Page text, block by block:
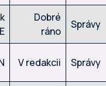
Dobré
ráno
Správy
V redakcii Správy